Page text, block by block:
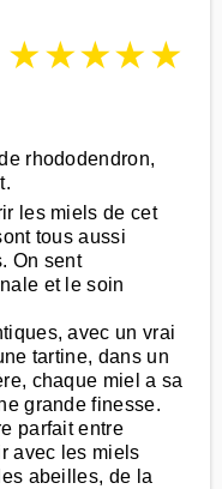
★★★★★
rhododendron,
les miels de cet
tous aussi
On sent
et le soin
avec un vrai
tartine, dans un
chaque miel a sa
grande finesse.
parfait entre
avec les miels
abeilles, de la